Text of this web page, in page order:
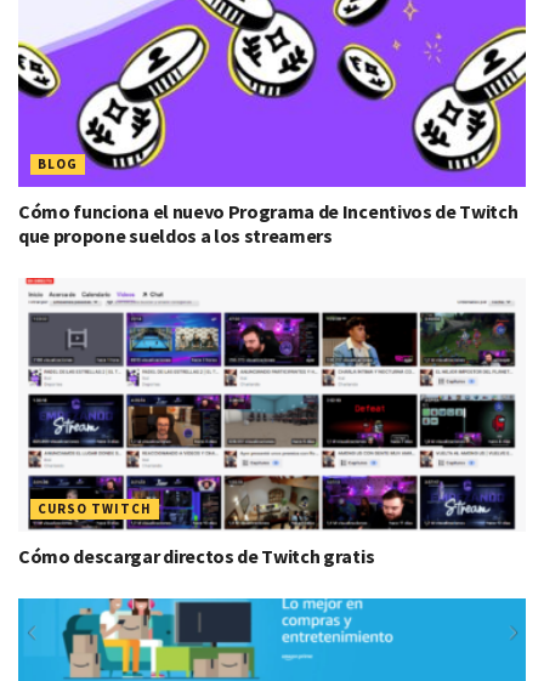
BLOG
Cómo funciona el nuevo Programa de Incentivos de Twitch
que propone sueldos a los streamers
CURSO TWITCH
Cómo descargar directos de Twitch gratis